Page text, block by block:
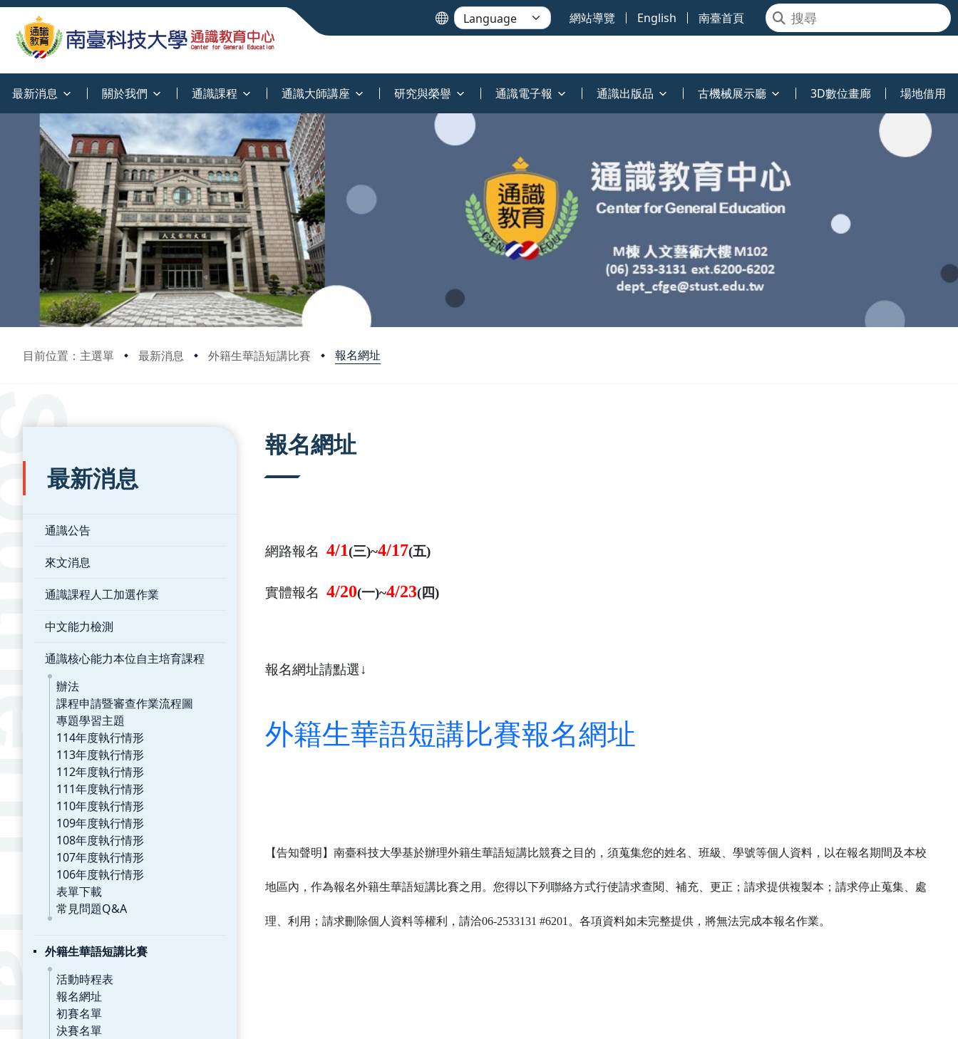
網站導覽 English 南臺首頁
最新消息 關於我們 通識課程 通識大師講座 研究與榮譽 通識電子報 通識出版品 古機械展示廳 3D數位畫廊 場地借用
目前位置：主選單 最新消息 外籍生華語短講比賽 報名網址
:::
最新消息
通識公告
來文消息
通識課程人工加選作業
中文能力檢測
通識核心能力本位自主培育課程
辦法
課程申請暨審查作業流程圖
專題學習主題
114年度執行情形
113年度執行情形
112年度執行情形
111年度執行情形
110年度執行情形
109年度執行情形
108年度執行情形
107年度執行情形
106年度執行情形
表單下載
常見問題Q&A
外籍生華語短講比賽
活動時程表
報名網址
初賽名單
決賽名單
報名網址
網路報名 4/1(三)~4/17(五)
實體報名 4/20(一)~4/23(四)
報名網址請點選↓
外籍生華語短講比賽報名網址
【告知聲明】南臺科技大學基於辦理外籍生華語短講比競賽之目的，須蒐集您的姓名、班級、學號等個人資料，以在報名期間及本校
地區內，作為報名外籍生華語短講比賽之用。您得以下列聯絡方式行使請求查閱、補充、更正；請求提供複製本；請求停止蒐集、處
理、利用；請求刪除個人資料等權利，請洽06-2533131 #6201。各項資料如未完整提供，將無法完成本報名作業。